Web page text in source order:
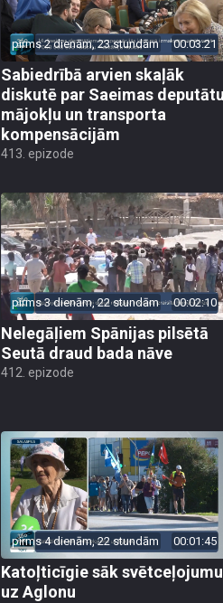
pirms 2 dienām, 23 stundām 00:03:21
Sabiedrībā arvien skaļāk
diskutē par Saeimas deputātu
mājokļu un transporta
kompensācijām
413. epizode
pirms 3 dienām, 22 stundām 00:02:10
Nelegāļiem Spānijas pilsētā
Seutā draud bada nāve
412. epizode
pirms 4 dienām, 22 stundām 00:01:45
Katoļticīgie sāk svētceļojumu
uz Aglonu